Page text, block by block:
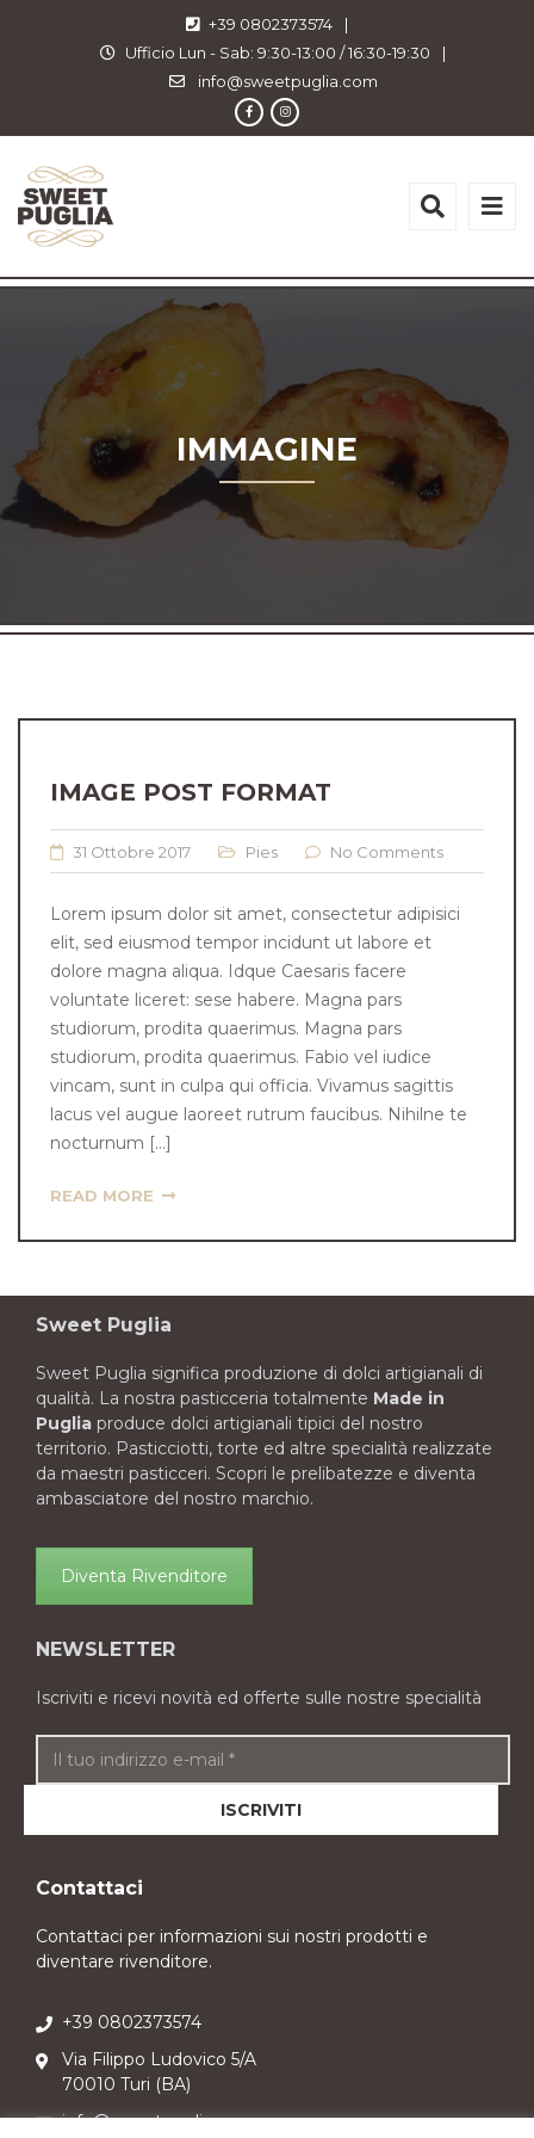
+39 0802373574
|
Ufficio Lun - Sab: 9:30-13:00 / 16:30-19:30
|
info@sweetpuglia.com
IMMAGINE
IMAGE POST FORMAT
31 Ottobre 2017 Pies No Comments
Lorem ipsum dolor sit amet, consectetur adipisici
elit, sed eiusmod tempor incidunt ut labore et
dolore magna aliqua. Idque Caesaris facere
voluntate liceret: sese habere. Magna pars
studiorum, prodita quaerimus. Magna pars
studiorum, prodita quaerimus. Fabio vel iudice
vincam, sunt in culpa qui officia. Vivamus sagittis
lacus vel augue laoreet rutrum faucibus. Nihilne te
nocturnum […]
READ MORE
Sweet Puglia
Sweet Puglia significa produzione di dolci artigianali di
qualità. La nostra pasticceria totalmente Made in
Puglia produce dolci artigianali tipici del nostro
territorio. Pasticciotti, torte ed altre specialità realizzate
da maestri pasticceri. Scopri le prelibatezze e diventa
ambasciatore del nostro marchio.
Diventa Rivenditore
NEWSLETTER
Iscriviti e ricevi novità ed offerte sulle nostre specialità
Contattaci
Contattaci per informazioni sui nostri prodotti e
diventare rivenditore.
+39 0802373574
Via Filippo Ludovico 5/A
70010 Turi (BA)
info@sweetpuglia.com